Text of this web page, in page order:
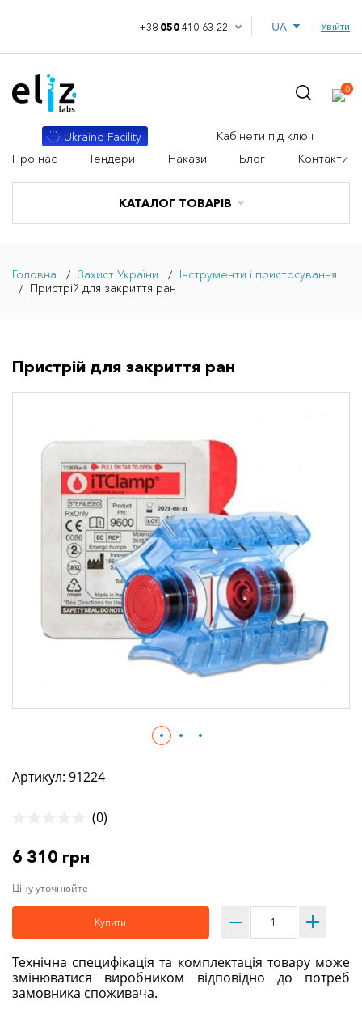
+38 050410-63-22 Увійти
КАТАЛОГ ТОВАРІВ
Ukraine Facility
Кабінети під ключ
Про нас
Тендери Накази Блог Контакти
0
Головна Захист України
Інструменти і пристосування
Пристрій для закриття ран
Пристрій для закриття ран
Артикул: 91224
(0)
6 310 грн
Ціну уточнюйте
Купити
Технічна специфікація та комплектація товару може
змінюватися виробником відповідно до потреб
замовника споживача.